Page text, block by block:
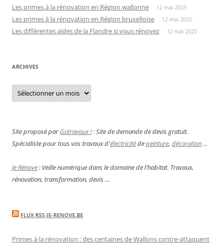
Les primes à la rénovation en Région wallonne 12 mai 2025
Les primes à la rénovation en Région bruxelloise 12 mai 2025
Les différentes aides de la Flandre si vous rénovez 12 mai 2025
ARCHIVES
Archives
Site proposé parGotravaux !: Site de demande de devis gratuit.
Spécialiste pour tous vos travaux d'électricitédepeinture, décoration...
Je Rénove: Veille numérique dans le domaine de l'habitat. Travaux,
rénovation, transformation, devis ...
FLUX RSS JE-RENOVE.BE
Primes à la rénovation : des centaines de Wallons contre-attaquent